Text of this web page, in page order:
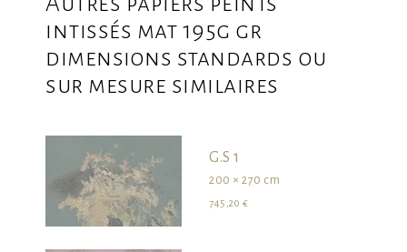
intissés mat 195g gr
dimensions standards ou
sur mesure similaires
G.S 1
200 × 270 cm
745,20 €